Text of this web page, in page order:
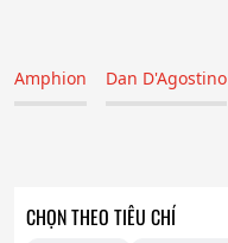
Amphion Dan D'Agostino
CHỌN THEO TIÊU CHÍ